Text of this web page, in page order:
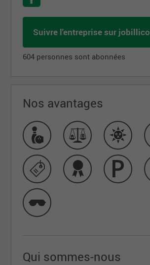
Suivre l'entreprise sur jobillico
604 personnes sont abonnées
Nos avantages
Qui sommes-nous